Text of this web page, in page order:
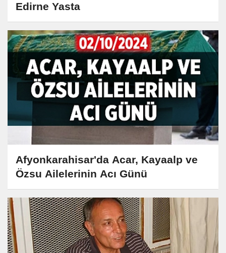
Edirne Yasta
Afyonkarahisar'da Acar, Kayaalp ve
Özsu Ailelerinin Acı Günü